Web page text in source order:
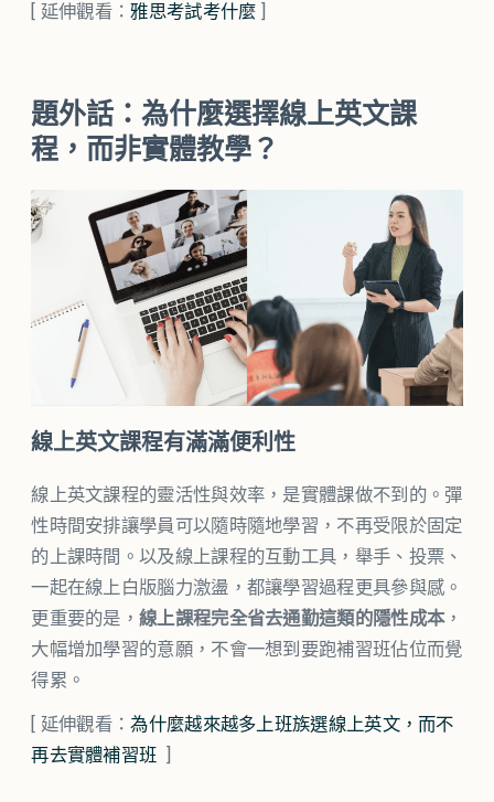
[ 延伸觀看：雅思考試考什麼
題外話：為什麼選擇線上英文課
程，而非實體教學？
線上英文課程有滿滿便利性
線上英文課程的靈活性與效率，是實體課做不到的。彈
性時間安排讓學員可以隨時隨地學習，不再受限於固定
的上課時間。以及線上課程的互動工具，舉手、投票、
一起在線上白版腦力激盪，都讓學習過程更具參與感。
更重要的是，線上課程完全省去通勤這類的隱性成本，
大幅增加學習的意願，不會一想到要跑補習班佔位而覺
得累。
[ 延伸觀看：為什麼越來越多上班族選線上英文，而不
再去實體補習班 ]